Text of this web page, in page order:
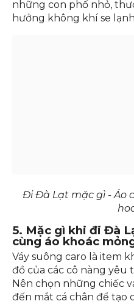
Khi kết hợp cùng áo
ấm mà còn mang đến
Đi Đà Lạt mặc gì - Áo
5. Mặc gì khi đi Đà
cùng áo khoác
Váy suông caro là item